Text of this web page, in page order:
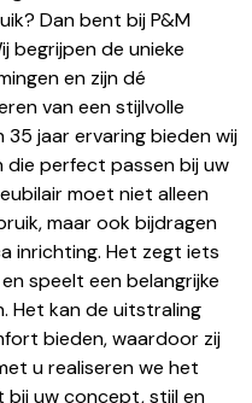
Dan bent bij P&M
begrijpen de unieke
en zijn dé
van een stijlvolle
jaar ervaring bieden wij
perfect passen bij uw
moet niet alleen
maar ook bijdragen
inrichting. Het zegt iets
speelt een belangrijke
Het kan de uitstraling
bieden, waardoor zij
u realiseren we het
bij uw concept, stijl en